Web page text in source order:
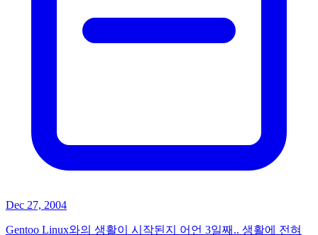
Dec 27, 2004
Gentoo Linux와의 생활이 시작된지 어언 3일째.. 생활에 전혀